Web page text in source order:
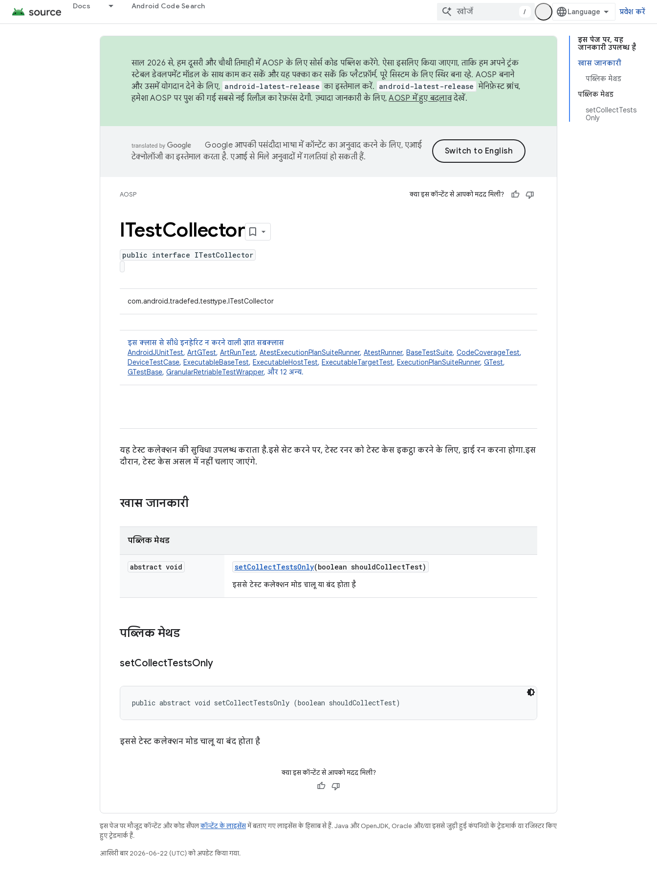
Docs Android Code Search
/ प्रवेश करें
इस पेज पर, यह
जानकारी उपलब्ध है
खास जानकारी
पब्लिक मेथड
पब्लिक मेथड
setCollectTests
Only
साल 2026 से, हम दूसरी और चौथी तिमाही में AOSP के लिए सोर्स कोड पब्लिश करेंगे. ऐसा इसलिए किया जाएगा, ताकि हम अपने ट्रंक
स्टेबल डेवलपमेंट मॉडल के साथ काम कर सकें और यह पक्का कर सकें कि प्लैटफ़ॉर्म, पूरे सिस्टम के लिए स्थिर बना रहे. AOSP बनाने
और उसमें योगदान देने के लिए, android-latest-release का इस्तेमाल करें. android-latest-release मेनिफ़ेस्ट ब्रांच,
हमेशा AOSP पर पुश की गई सबसे नई रिलीज़ का रेफ़रंस देगी. ज़्यादा जानकारी के लिए,AOSP में हुए बदलावदेखें.
Google आपकी पसंदीदा भाषा में कॉन्टेंट का अनुवाद करने के लिए, एआई
टेक्नोलॉजी का इस्तेमाल करता है. एआई से मिले अनुवादों में गलतियां हो सकती हैं.
AOSP क्या इस कॉन्टेंट से आपको मदद मिली?
ITestCollector
public interface ITestCollector
com.android.tradefed.testtype.ITestCollector
इस क्लास से सीधे इनहेरिट न करने वाली ज्ञात सबक्लास
AndroidJUnitTest, ArtGTest, ArtRunTest, AtestExecutionPlanSuiteRunner, AtestRunner, BaseTestSuite, CodeCoverageTest,
DeviceTestCase, ExecutableBaseTest, ExecutableHostTest, ExecutableTargetTest, ExecutionPlanSuiteRunner, GTest,
GTestBase, GranularRetriableTestWrapper, और 12 अन्य.
यह टेस्ट कलेक्शन की सुविधा उपलब्ध कराता है. इसे सेट करने पर, टेस्ट रनर को टेस्ट केस इकट्ठा करने के लिए, ड्राई रन करना होगा. इस
दौरान, टेस्ट केस असल में नहीं चलाए जाएंगे.
खास जानकारी
पब्लिक मेथड
abstract void setCollectTestsOnly(boolean shouldCollectTest)
इससे टेस्ट कलेक्शन मोड चालू या बंद होता है
पब्लिक मेथड
setCollectTestsOnly
public abstract void setCollectTestsOnly (boolean shouldCollectTest)
इससे टेस्ट कलेक्शन मोड चालू या बंद होता है
क्या इस कॉन्टेंट से आपको मदद मिली?
इस पेज पर मौजूद कॉन्टेंट और कोड सैंपलकॉन्टेंट के लाइसेंसमें बताए गए लाइसेंस के हिसाब से हैं. Java और OpenJDK, Oracle और/या इससे जुड़ी हुई कंपनियों के ट्रेडमार्क या रजिस्टर किए
हुए ट्रेडमार्क हैं.
आखिरी बार 2026-06-22 (UTC) को अपडेट किया गया.